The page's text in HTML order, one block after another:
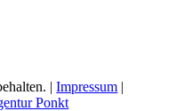
|Impressum |
Ponkt